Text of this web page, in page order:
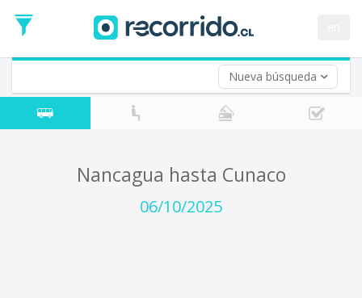
Nueva búsqueda
de
Ida
Vuelta (opcional)
Fecha
de
Nancagua hasta Cunaco
06/10/2025